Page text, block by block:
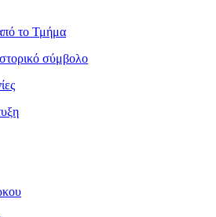
το Τμήμα
σύμβολο